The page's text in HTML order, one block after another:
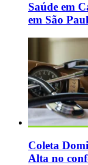
Saúde em
em São
Coleta
Alta no